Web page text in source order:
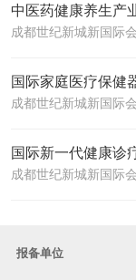
中医药健康养生产
成都世纪新城新国际
国际家庭医疗保健
成都世纪新城新国际
国际新一代健康诊
成都世纪新城新国际
报备单位